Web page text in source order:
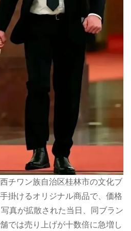
チワン族自治区桂林市の文化ブ
掛けるオリジナル商品で、価格
真が拡散された当日、同ブラン
では売り上げが十数倍に急増し